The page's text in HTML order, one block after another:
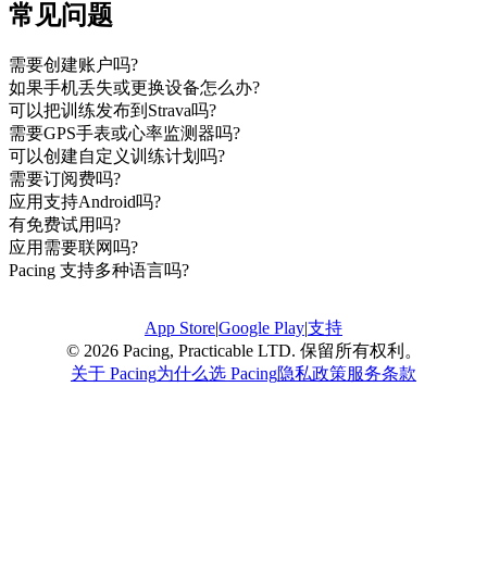
常见问题
需要创建账户吗?
如果手机丢失或更换设备怎么办?
可以把训练发布到Strava吗?
需要GPS手表或心率监测器吗?
可以创建自定义训练计划吗?
需要订阅费吗?
应用支持Android吗?
有免费试用吗?
应用需要联网吗?
Pacing 支持多种语言吗?
App Store|Google Play|支持
© 2026 Pacing, Practicable LTD. 保留所有权利。
关于 Pacing为什么选 Pacing隐私政策服务条款